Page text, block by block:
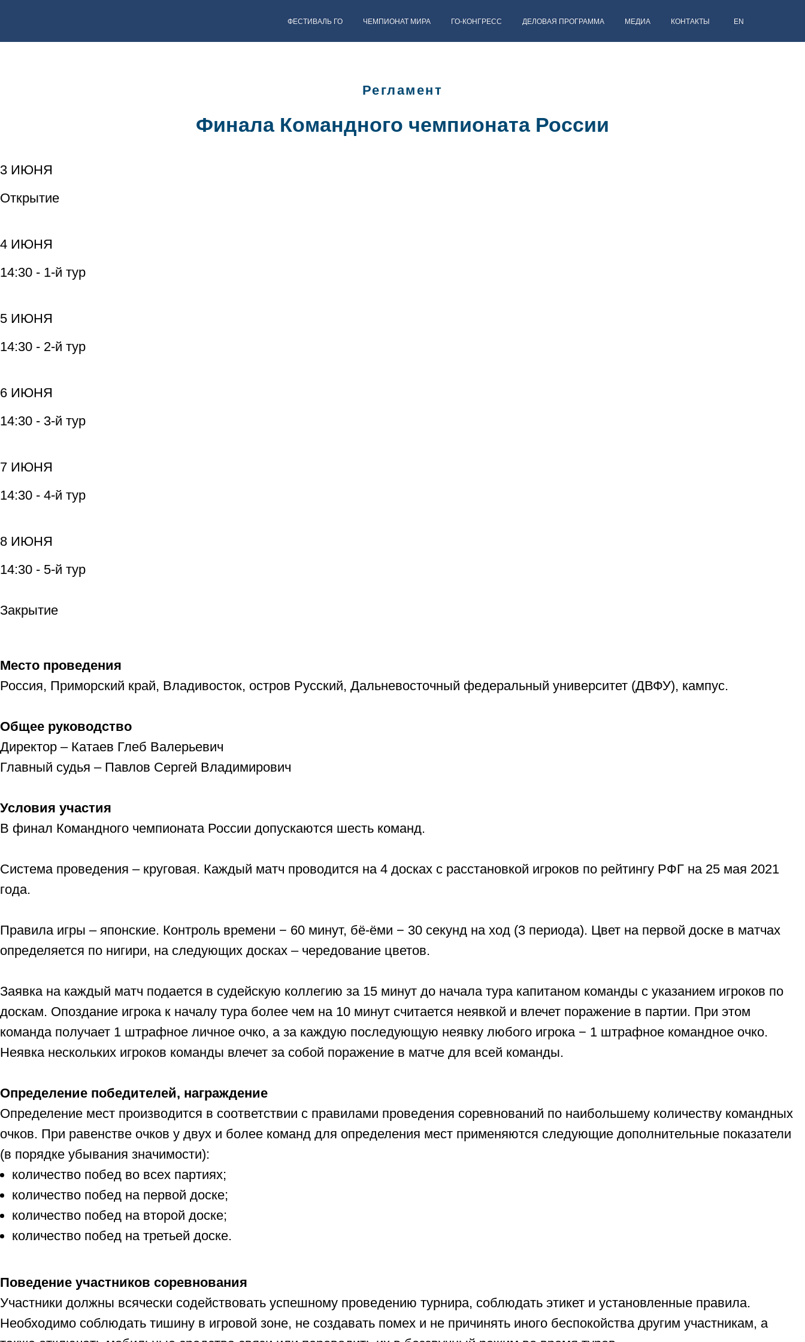
ФЕСТИВАЛЬ ГО ЧЕМПИОНАТ МИРА ГО-КОНГРЕСС ДЕЛОВАЯ ПРОГРАММА МЕДИА КОНТАКТЫ EN
Регламент
Финала Командного чемпионата России
3 ИЮНЯ
Открытие
4 ИЮНЯ
14:30 - 1-й тур
5 ИЮНЯ
14:30 - 2-й тур
6 ИЮНЯ
14:30 - 3-й тур
7 ИЮНЯ
14:30 - 4-й тур
8 ИЮНЯ
14:30 - 5-й тур
Закрытие
Место проведения
Россия, Приморский край, Владивосток, остров Русский, Дальневосточный федеральный университет (ДВФУ), кампус.
Общее руководство
Директор – Катаев Глеб Валерьевич
Главный судья – Павлов Сергей Владимирович
Условия участия
В финал Командного чемпионата России допускаются шесть команд.
Система проведения – круговая. Каждый матч проводится на 4 досках с расстановкой игроков по рейтингу РФГ на 25 мая 2021
года.
Правила игры – японские. Контроль времени − 60 минут, бё-ёми − 30 секунд на ход (3 периода). Цвет на первой доске в матчах
определяется по нигири, на следующих досках – чередование цветов.
Заявка на каждый матч подается в судейскую коллегию за 15 минут до начала тура капитаном команды с указанием игроков по
доскам. Опоздание игрока к началу тура более чем на 10 минут считается неявкой и влечет поражение в партии. При этом
команда получает 1 штрафное личное очко, а за каждую последующую неявку любого игрока − 1 штрафное командное очко.
Неявка нескольких игроков команды влечет за собой поражение в матче для всей команды.
Определение победителей, награждение
Определение мест производится в соответствии с правилами проведения соревнований по наибольшему количеству командных
очков. При равенстве очков у двух и более команд для определения мест применяются следующие дополнительные показатели
(в порядке убывания значимости):
количество побед во всех партиях;
количество побед на первой доске;
количество побед на второй доске;
количество побед на третьей доске.
Поведение участников соревнования
Участники должны всячески содействовать успешному проведению турнира, соблюдать этикет и установленные правила.
Необходимо соблюдать тишину в игровой зоне, не создавать помех и не причинять иного беспокойства другим участникам, а